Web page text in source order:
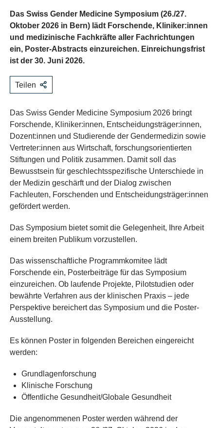
Das Swiss Gender Medicine Symposium (26./27.
Oktober 2026 in Bern) lädt Forschende, Kliniker:innen
und medizinische Fachkräfte aller Fachrichtungen
ein, Poster-Abstracts einzureichen. Einreichungsfrist
ist der 30. Juni 2026.
Teilen
Das Swiss Gender Medicine Symposium 2026 bringt
Forschende, Kliniker:innen, Entscheidungsträger:innen,
Dozent:innen und Studierende der Gendermedizin sowie
Vertreter:innen aus Wirtschaft, forschungsorientierten
Stiftungen und Politik zusammen. Damit soll das
Bewusstsein für geschlechtsspezifische Unterschiede in
der Medizin geschärft und der Dialog zwischen
Fachleuten, Forschenden und Entscheidungsträger:innen
gefördert werden.
Das Symposium bietet somit die Gelegenheit, Ihre Arbeit
einem breiten Publikum vorzustellen.
Das wissenschaftliche Programmkomitee lädt
Forschende ein, Posterbeiträge für das Symposium
einzureichen. Ob laufende Projekte, Pilotstudien oder
bewährte Verfahren aus der klinischen Praxis – jede
Perspektive bereichert das Symposium und die Poster-
Ausstellung.
Es können Poster in folgenden Bereichen eingereicht
werden:
Grundlagenforschung
Klinische Forschung
Öffentliche Gesundheit/Globale Gesundheit
Die angenommenen Poster werden während der